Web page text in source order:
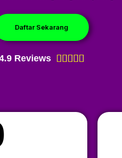
Daftar Sekarang
Reviews Rated
5